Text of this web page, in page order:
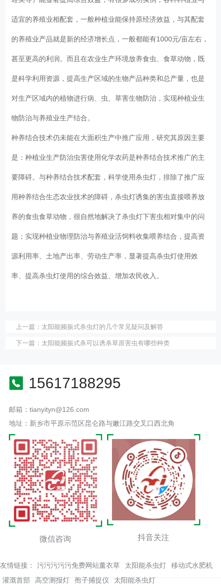
适宜的养殖业相配套，一般种植业能保持原经济效益，与其配套
的养殖业产品就是新的经济增长点，一般都能有1000元/亩左右，
甚至更高的利润。而且在农业生产环境放养食虫、食草动物，既
是科学利用资源，提高生产区域的生物产品种类和总产量，也是
对生产区域内的植物进行病、虫、草害生物防治，实现种植业生
物防治与养殖业生产结合。
种养结合技术仍未能在大面积生产中推广应用，研究其原因主要
是：种植业生产防治虫害使用化学农药是种养结合技术推广的主
要障碍。与种养结合技术配套，科学使用杀虫灯，排除了推广应
用种养结合生态农业技术的障碍，杀虫灯诱集的害虫直接喂养放
养的食虫食草动物，很自然地解决了杀虫灯下害虫相对集中的问
题；实现种植业物理防治与养殖业活饲料收集喂养结合，提高资
源利用率、土地产出率、劳动生产率，显著提高杀虫灯使用效
率、提高杀虫灯使用的综合效益、增加农民收入。
上一篇： 太阳能频振式杀虫灯的几个常见疑问及解答
下一篇： 太阳能频振式杀可以诱杀草原害虫有哪些种类
15617188295
邮箱：tianyityn@126.com
地址：新乡市平原示范区昆仑路与嫩江路交叉口西北角
微信咨询 抖音关注
友情链接： 污污污污污免费网站薰衣草 太阳能杀虫灯
移动式水肥机
灌溉首部
高空测报灯 孢子捕捉仪 太阳能杀虫灯